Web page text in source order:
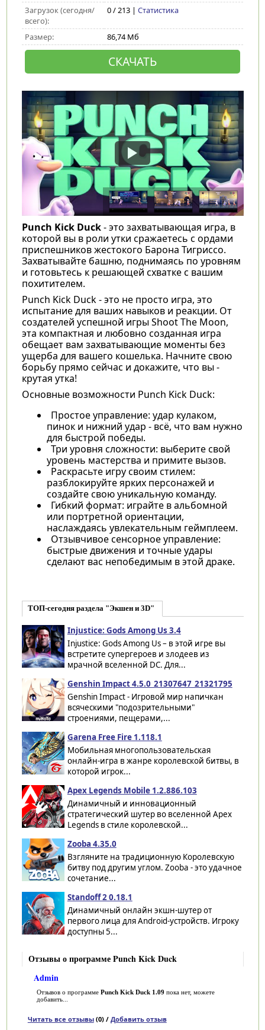
Загрузок (сегодня/
всего):
0 / 213 | Статистика
Размер: 86,74 Мб
СКАЧАТЬ
Punch Kick Duck- это захватывающая игра, в
которой вы в роли утки сражаетесь с ордами
приспешников жестокого Барона Тигриссо.
Захватывайте башню, поднимаясь по уровням
и готовьтесь к решающей схватке с вашим
похитителем.
Punch Kick Duck - это не просто игра, это
испытание для ваших навыков и реакции. От
создателей успешной игры Shoot The Moon,
эта компактная и любовно созданная игра
обещает вам захватывающие моменты без
ущерба для вашего кошелька. Начните свою
борьбу прямо сейчас и докажите, что вы -
крутая утка!
Основные возможности Punch Kick Duck:
Простое управление: удар кулаком,
пинок и нижний удар - всё, что вам нужно
для быстрой победы.
Три уровня сложности: выберите свой
уровень мастерства и примите вызов.
Раскрасьте игру своим стилем:
разблокируйте ярких персонажей и
создайте свою уникальную команду.
Гибкий формат: играйте в альбомной
или портретной ориентации,
наслаждаясь увлекательным геймплеем.
Отзывчивое сенсорное управление:
быстрые движения и точные удары
сделают вас непобедимым в этой драке.
ТОП-сегодня раздела "Экшен и 3D"
Injustice: Gods Among Us 3.4
Injustice: Gods Among Us – в этой игре вы
встретите супергероев и злодеев из
мрачной вселенной DC. Для...
Genshin Impact 4.5.0_21307647_21321795
Genshin Impact - Игровой мир напичкан
всяческими "подозрительными"
строениями, пещерами,...
Garena Free Fire 1.118.1
Мобильная многопользовательская
онлайн-игра в жанре королевской битвы, в
которой игрок...
Apex Legends Mobile 1.2.886.103
Динамичный и инновационный
стратегический шутер во вселенной Apex
Legends в стиле королевской...
Zooba 4.35.0
Взгляните на традиционную Королевскую
битву под другим углом. Zooba - это удачное
сочетание...
Standoff 2 0.18.1
Динамичный онлайн экшн-шутер от
первого лица для Android-устройств. Игроку
доступны 5...
Отзывы о программе Punch Kick Duck
Admin
Отзывов о программе Punch Kick Duck 1.09 пока нет, можете
добавить...
Читать все отзывы(0) / Добавить отзыв